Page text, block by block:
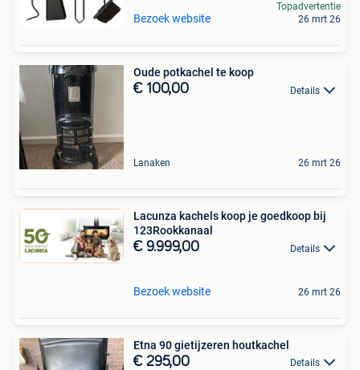
Bezoek website
Topadvertentie
26 mrt 26
Oude potkachel te koop
€ 100,00 Details
Lanaken 26 mrt 26
Lacunza kachels koop je goedkoop bij
123Rookkanaal
€ 9.999,00 Details
Bezoek website 26 mrt 26
Etna 90 gietijzeren houtkachel
€ 295,00 Details